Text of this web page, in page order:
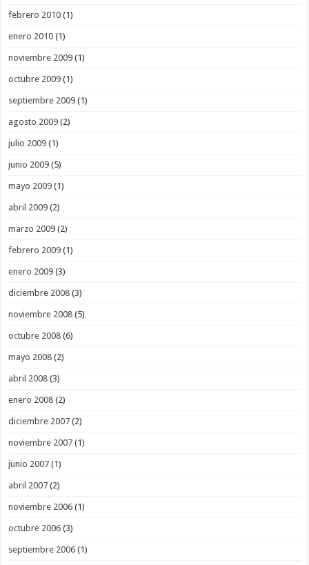
febrero 2010 (1)
enero 2010 (1)
noviembre 2009 (1)
octubre 2009 (1)
septiembre 2009 (1)
agosto 2009 (2)
julio 2009 (1)
junio 2009 (5)
mayo 2009 (1)
abril 2009 (2)
marzo 2009 (2)
febrero 2009 (1)
enero 2009 (3)
diciembre 2008 (3)
noviembre 2008 (5)
octubre 2008 (6)
mayo 2008 (2)
abril 2008 (3)
enero 2008 (2)
diciembre 2007 (2)
noviembre 2007 (1)
junio 2007 (1)
abril 2007 (2)
noviembre 2006 (1)
octubre 2006 (3)
septiembre 2006 (1)